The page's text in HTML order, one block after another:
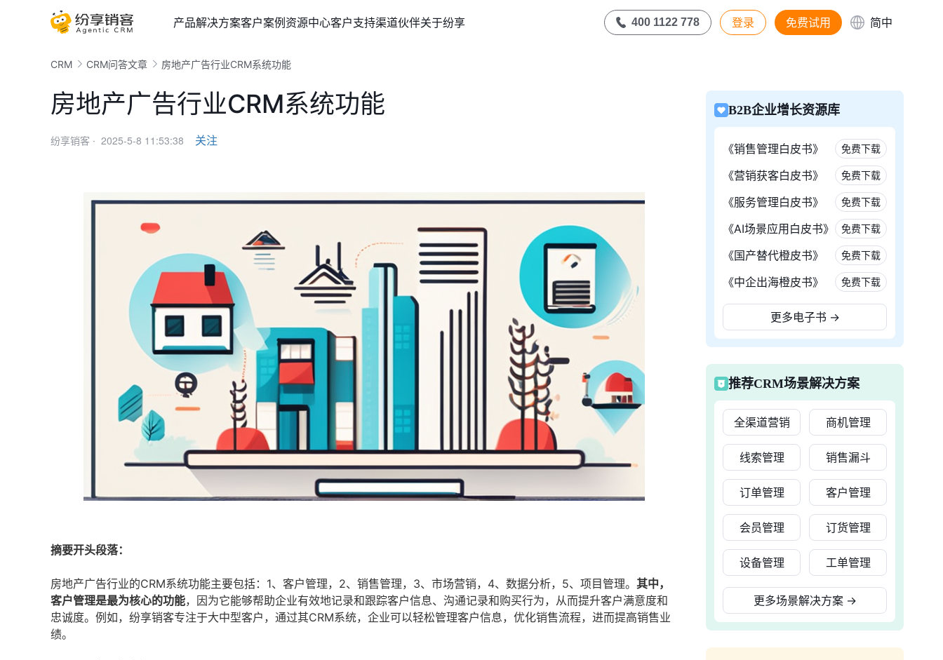
产品解决方案客户案例资源中心客户支持渠道伙伴关于纷享 400 1122 778 登录 免费试用 简中
CRM CRM问答文章 房地产广告行业CRM系统功能
房地产广告行业CRM系统功能
纷享销客 · 2025-5-8 11:53:38 关注
摘要开头段落：
房地产广告行业的CRM系统功能主要包括：1、客户管理，2、销售管理，3、市场营销，4、数据分析，5、项目管理。 其中，
客户管理是最为核心的功能，因为它能够帮助企业有效地记录和跟踪客户信息、沟通记录和购买行为，从而提升客户满意度和
忠诚度。例如，纷享销客专注于大中型客户，通过其CRM系统，企业可以轻松管理客户信息，优化销售流程，进而提高销售业
绩。
B2B企业增长资源库
《销售管理白皮书》 免费下载
《营销获客白皮书》 免费下载
《服务管理白皮书》 免费下载
《AI场景应用白皮书》 免费下载
《国产替代橙皮书》 免费下载
《中企出海橙皮书》 免费下载
更多电子书 →
推荐CRM场景解决方案
全渠道营销 商机管理
线索管理 销售漏斗
订单管理 客户管理
会员管理 订货管理
设备管理 工单管理
更多场景解决方案 →